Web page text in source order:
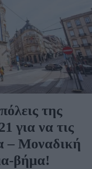
της
για να τις
– Μοναδική
βήμα!